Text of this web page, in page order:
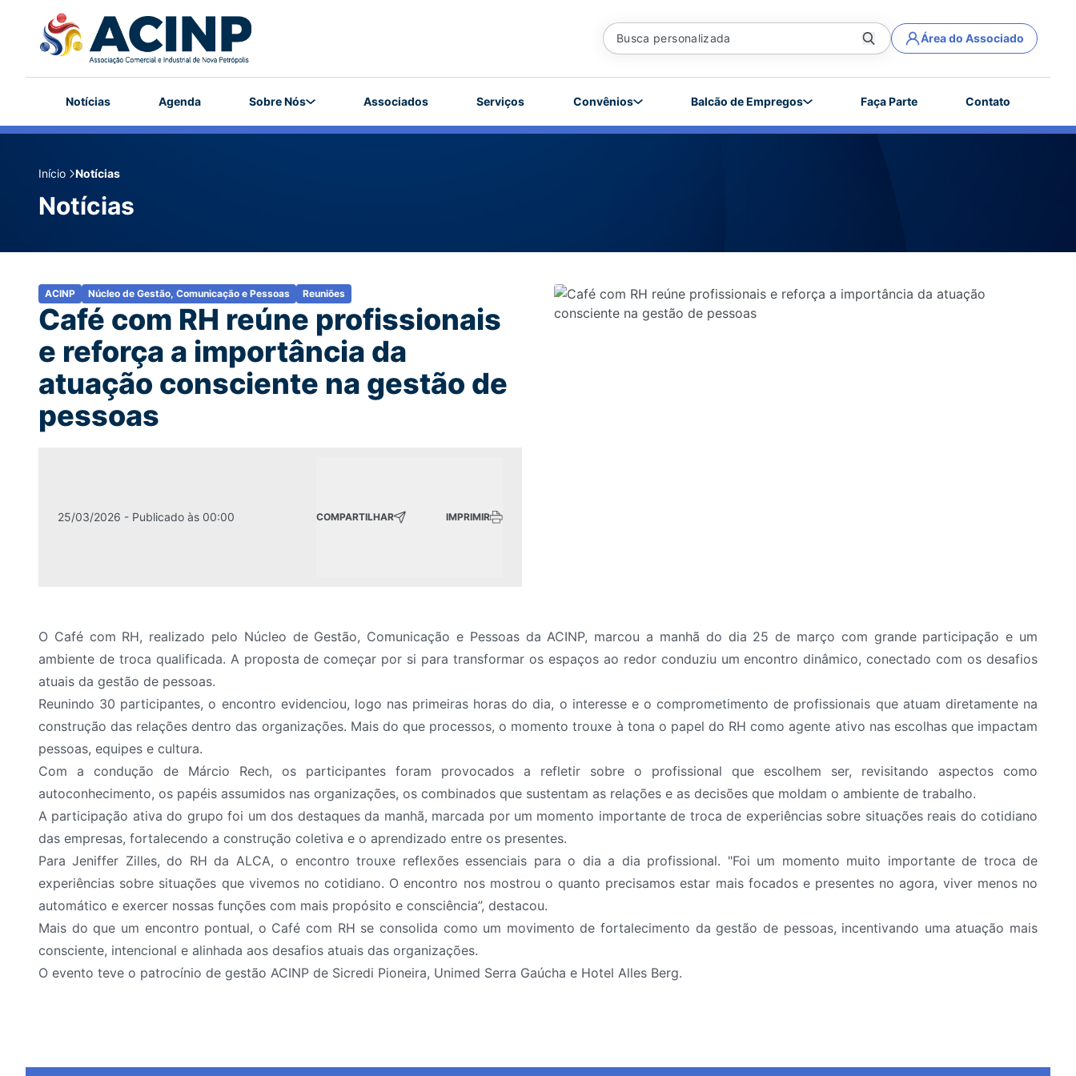
Área do Associado
Notícias Agenda Sobre Nós Associados Serviços Convênios Balcão de Empregos Faça Parte Contato
Início Notícias
Notícias
ACINP Núcleo de Gestão, Comunicação e Pessoas Reuniões
Café com RH reúne profissionais
e reforça a importância da
atuação consciente na gestão de
pessoas
25/03/2026 - Publicado às 00:00 COMPARTILHAR IMPRIMIR
O Café com RH, realizado pelo Núcleo de Gestão, Comunicação e Pessoas da ACINP, marcou a manhã do dia 25 de março com grande participação e um
ambiente de troca qualificada. A proposta de começar por si para transformar os espaços ao redor conduziu um encontro dinâmico, conectado com os desafios
atuais da gestão de pessoas.
Reunindo 30 participantes, o encontro evidenciou, logo nas primeiras horas do dia, o interesse e o comprometimento de profissionais que atuam diretamente na
construção das relações dentro das organizações. Mais do que processos, o momento trouxe à tona o papel do RH como agente ativo nas escolhas que impactam
pessoas, equipes e cultura.
Com a condução de Márcio Rech, os participantes foram provocados a refletir sobre o profissional que escolhem ser, revisitando aspectos como
autoconhecimento, os papéis assumidos nas organizações, os combinados que sustentam as relações e as decisões que moldam o ambiente de trabalho.
A participação ativa do grupo foi um dos destaques da manhã, marcada por um momento importante de troca de experiências sobre situações reais do cotidiano
das empresas, fortalecendo a construção coletiva e o aprendizado entre os presentes.
Para Jeniffer Zilles, do RH da ALCA, o encontro trouxe reflexões essenciais para o dia a dia profissional. "Foi um momento muito importante de troca de
experiências sobre situações que vivemos no cotidiano. O encontro nos mostrou o quanto precisamos estar mais focados e presentes no agora, viver menos no
automático e exercer nossas funções com mais propósito e consciência”, destacou.
Mais do que um encontro pontual, o Café com RH se consolida como um movimento de fortalecimento da gestão de pessoas, incentivando uma atuação mais
consciente, intencional e alinhada aos desafios atuais das organizações.
O evento teve o patrocínio de gestão ACINP de Sicredi Pioneira, Unimed Serra Gaúcha e Hotel Alles Berg.